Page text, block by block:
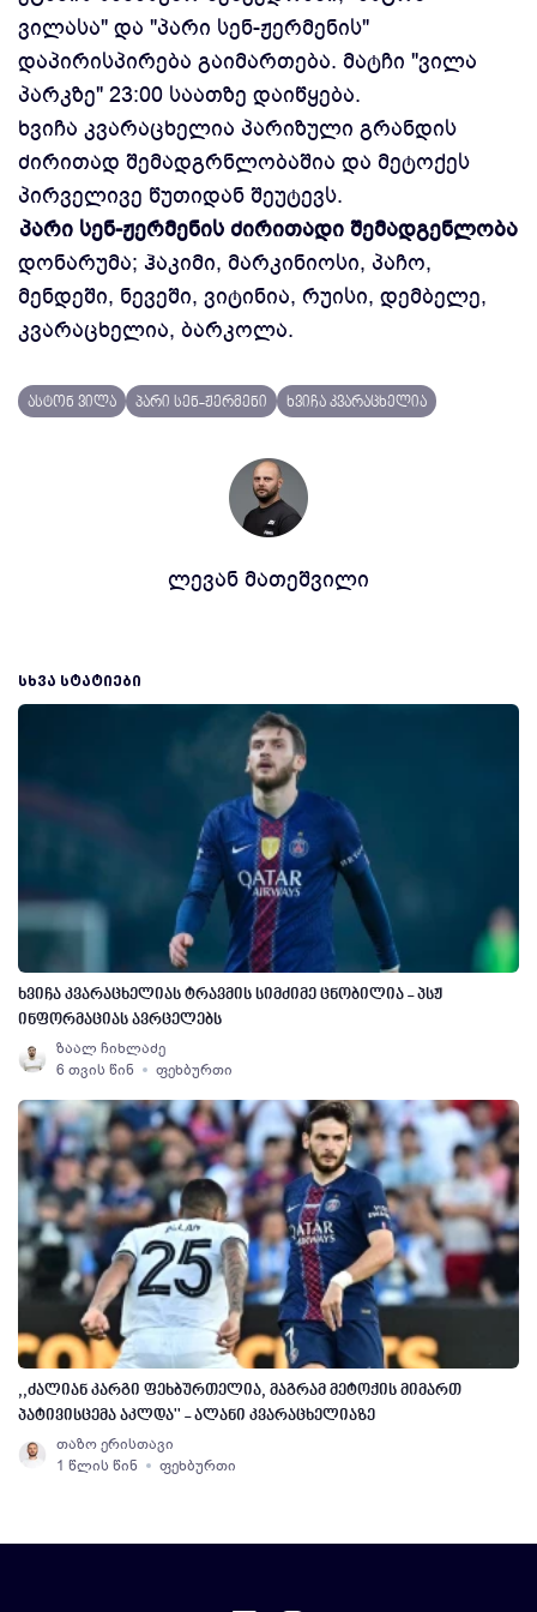
ვილასა" და "პარი სენ-ჟერმენის"
დაპირისპირება გაიმართება. მატჩი "ვილა
პარკზე" 23:00 საათზე დაიწყება.
ხვიჩა კვარაცხელია პარიზული გრანდის
ძირითად შემადგრნლობაშია და მეტოქეს
პირველივე წუთიდან შეუტევს.
პარი სენ-ჟერმენის ძირითადი შემადგენლობა
დონარუმა; ჰაკიმი, მარკინიოსი, პაჩო,
მენდეში, ნევეში, ვიტინია, რუისი, დემბელე,
კვარაცხელია, ბარკოლა.
ასტონ ვილა პარი სენ-ჟერმენი ხვიჩა კვარაცხელია
ლევან მათეშვილი
ᲡᲮᲕᲐ ᲡᲢᲐᲢᲘᲔᲑᲘ
ხვიჩა კვარაცხელიას ტრავმის სიმძიმე ცნობილია - პსჟ
ინფორმაციას ავრცელებს
ზაალ ჩიხლაძე
6 თვის წინ
ფეხბურთი
,,ძალიან კარგი ფეხბურთელია, მაგრამ მეტოქის მიმართ
პატივისცემა აკლდა'' - ალანი კვარაცხელიაზე
თაზო ერისთავი
1 წლის წინ
ფეხბურთი